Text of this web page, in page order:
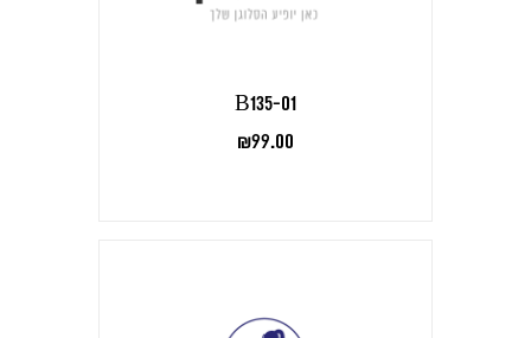
B135-01
₪99.00